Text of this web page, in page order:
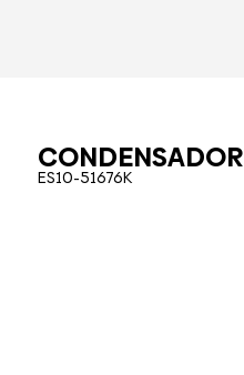
CONDENSADOR
ES10-51676K